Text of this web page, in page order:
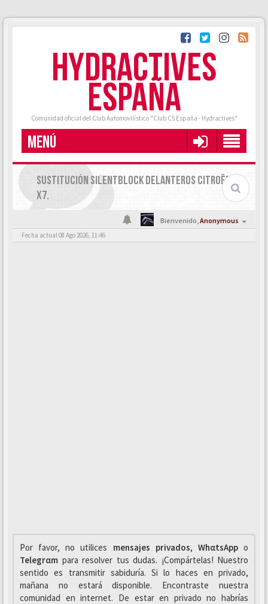
HYDRACTIVES
ESPAÑA
Comunidad oficial del Club Automovilístico "Club C5 España - Hydractives"
MENÚ
SUSTITUCIÓN SILENTBLOCK DELANTEROS CITROËN C5
X7.
Bienvenido,Anonymous
Fecha actual 08 Ago 2026, 11:46
Por favor, no utilices mensajes privados, WhαtsAppo
Telegrαm para resolver tus dudas. ¡Compártelas! Nuestro
sentido es transmitir sabiduría. Si lo haces en privado,
mañana no estará disponible. Encontraste nuestra
comunidad en internet. De estar en privado no habrías